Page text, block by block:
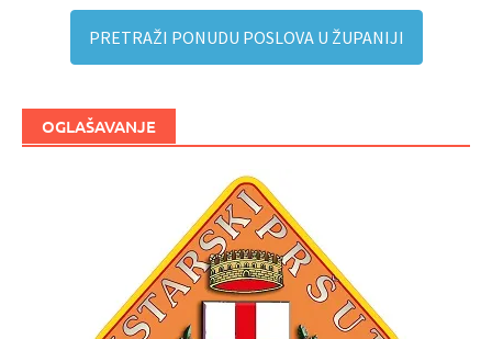
PRETRAŽI PONUDU POSLOVA U ŽUPANIJI
OGLAŠAVANJE